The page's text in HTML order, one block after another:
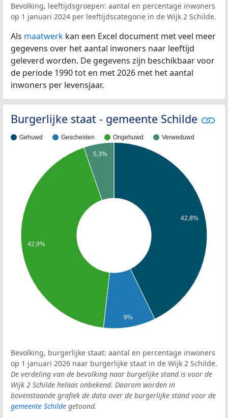
Bevolking, leeftijdsgroepen: aantal en percentage inwoners
op 1 januari 2024 per leeftijdscategorie in de Wijk 2 Schilde.
Als maatwerk kan een Excel document met veel meer
gegevens over het aantal inwoners naar leeftijd
geleverd worden. De gegevens zijn beschikbaar voor
de periode 1990 tot en met 2026 met het aantal
inwoners per levensjaar.
Burgerlijke staat - gemeente Schilde
Gehuwd Gescheiden Ongehuwd Verweduwd
42,8%
5,3%
42,9%
9%
Bevolking, burgerlijke staat: aantal en percentage inwoners
op 1 januari 2026 naar burgerlijke staat in de Wijk 2 Schilde.
De verdeling van de bevolking naar burgelijke stand is voor de
Wijk 2 Schilde helaas onbekend. Daarom worden in
bovenstaande grafiek de data over de burgerlijke stand voor de
gemeente Schilde getoond.